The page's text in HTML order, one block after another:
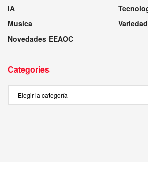
IA
Musica
Novedades EEAOC
Categories